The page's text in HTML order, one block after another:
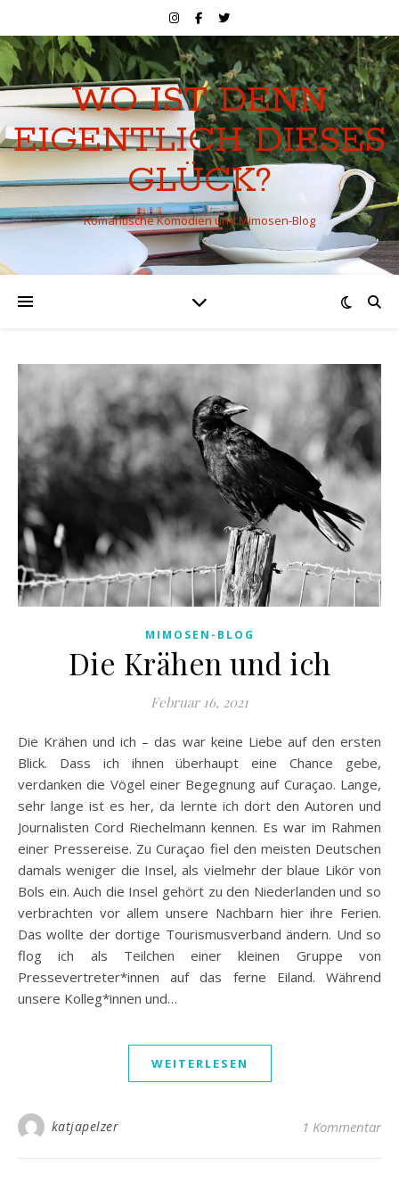
WO IST DENN
EIGENTLICH DIESES
GLÜCK?
Romantische Komödien und Mimosen-Blog
MIMOSEN-BLOG
Die Krähen und ich
Februar 16, 2021
Die Krähen und ich – das war keine Liebe auf den ersten
Blick. Dass ich ihnen überhaupt eine Chance gebe,
verdanken die Vögel einer Begegnung auf Curaçao. Lange,
sehr lange ist es her, da lernte ich dort den Autoren und
Journalisten Cord Riechelmann kennen. Es war im Rahmen
einer Pressereise. Zu Curaçao fiel den meisten Deutschen
damals weniger die Insel, als vielmehr der blaue Likör von
Bols ein. Auch die Insel gehört zu den Niederlanden und so
verbrachten vor allem unsere Nachbarn hier ihre Ferien.
Das wollte der dortige Tourismusverband ändern. Und so
flog ich als Teilchen einer kleinen Gruppe von
Pressevertreter*innen auf das ferne Eiland. Während
unsere Kolleg*innen und…
WEITERLESEN
katjapelzer 1 Kommentar